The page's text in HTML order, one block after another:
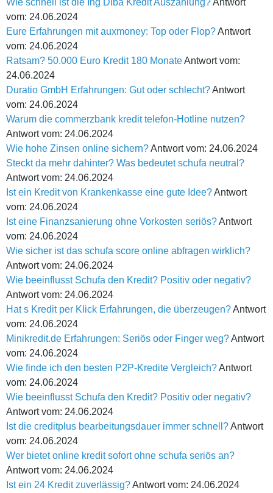
Wie schnell ist die Ing Diba Kredit Auszahlung?Antwort
vom: 24.06.2024
Eure Erfahrungen mit auxmoney: Top oder Flop?Antwort
vom: 24.06.2024
Ratsam? 50.000 Euro Kredit 180 MonateAntwort vom:
24.06.2024
Duratio GmbH Erfahrungen: Gut oder schlecht?Antwort
vom: 24.06.2024
Warum die commerzbank kredit telefon-Hotline nutzen?
Antwort vom: 24.06.2024
Wie hohe Zinsen online sichern?Antwort vom: 24.06.2024
Steckt da mehr dahinter? Was bedeutet schufa neutral?
Antwort vom: 24.06.2024
Ist ein Kredit von Krankenkasse eine gute Idee?Antwort
vom: 24.06.2024
Ist eine Finanzsanierung ohne Vorkosten seriös?Antwort
vom: 24.06.2024
Wie sicher ist das schufa score online abfragen wirklich?
Antwort vom: 24.06.2024
Wie beeinflusst Schufa den Kredit? Positiv oder negativ?
Antwort vom: 24.06.2024
Hat s Kredit per Klick Erfahrungen, die überzeugen?Antwort
vom: 24.06.2024
Minikredit.de Erfahrungen: Seriös oder Finger weg?Antwort
vom: 24.06.2024
Wie finde ich den besten P2P-Kredite Vergleich?Antwort
vom: 24.06.2024
Wie beeinflusst Schufa den Kredit? Positiv oder negativ?
Antwort vom: 24.06.2024
Ist die creditplus bearbeitungsdauer immer schnell?Antwort
vom: 24.06.2024
Wer bietet online kredit sofort ohne schufa seriös an?
Antwort vom: 24.06.2024
Ist ein 24 Kredit zuverlässig?Antwort vom: 24.06.2024